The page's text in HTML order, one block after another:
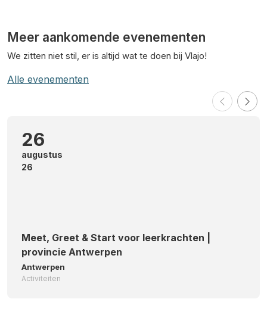
Meer aankomende evenementen
We zitten niet stil, er is altijd wat te doen bij Vlajo!
Alle evenementen
26
augustus
26
Meet, Greet & Start voor leerkrachten |
provincie Antwerpen
Antwerpen
Activiteiten